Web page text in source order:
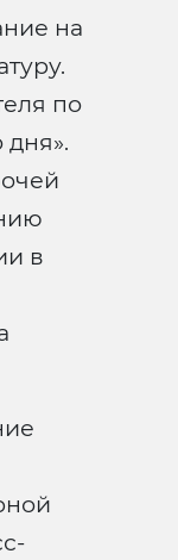
на
по
дня».
в